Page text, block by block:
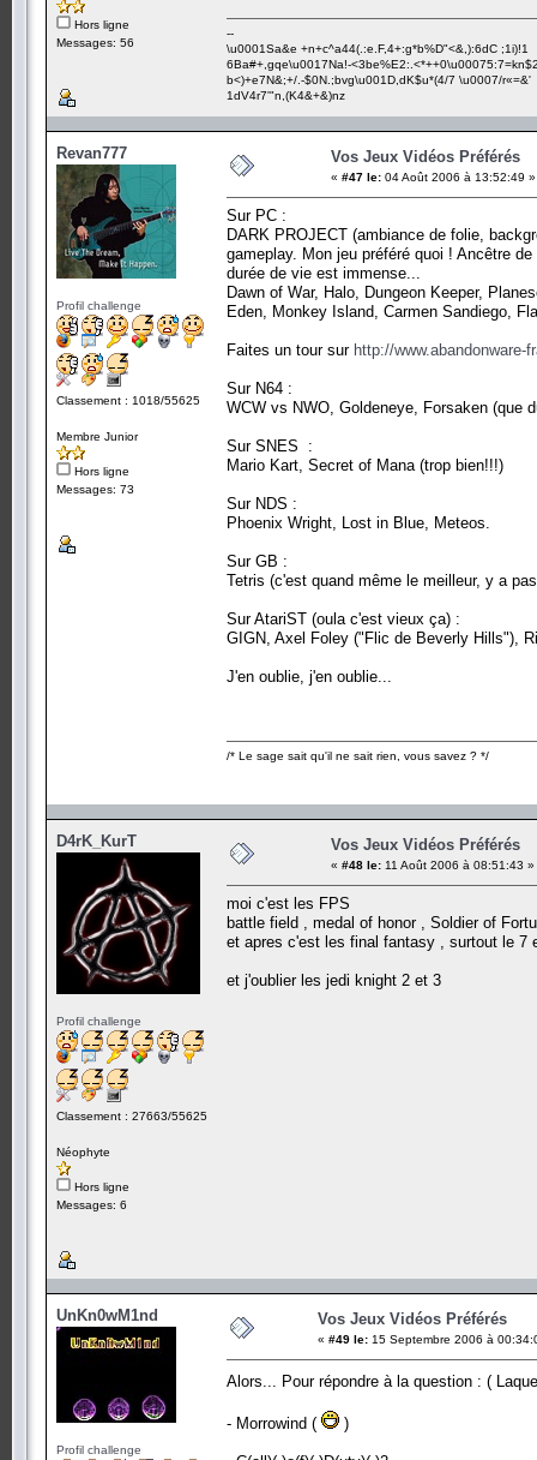
Hors ligne
Messages: 56
--
\u0001Sa&e +n+c^a44(.:e.F,4+:g*b%D"<&,):6dC ;1i)!1
6Ba#+,gqe\u0017Na!-
b<)+e7N&;+/.-$0N.;bvg\u001D,dK$u*(4/7 \u0007/r«=&'
1dV4r7'"n,(K4&+&)nz
Revan777
Profil challenge
Classement : 1018/55625
Membre Junior
Hors ligne
Messages: 73
Vos Jeux Vidéos Préférés
« #47 le: 04 Août 2006 à 13:52:49 »
Sur PC :
DARK PROJECT (ambiance de folie,
gameplay. Mon jeu préféré quoi ! Ancêtre
durée de vie est immense...
Dawn of War, Halo, Dungeon Keeper,
Eden, Monkey Island, Carmen Sandiego,
Faites un tour sur http://www.abandonware-
Sur N64 :
WCW vs NWO, Goldeneye, Forsaken (que
Sur SNES :
Mario Kart, Secret of Mana (trop bien!!!)
Sur NDS :
Phoenix Wright, Lost in Blue, Meteos.
Sur GB :
Tetris (c'est quand même le meilleur, y a
Sur AtariST (oula c'est vieux ça) :
GIGN, Axel Foley ("Flic de Beverly Hills"),
J'en oublie, j'en oublie...
/* Le sage sait qu'il ne sait rien, vous savez ? */
D4rK_KurT
Profil challenge
Classement : 27663/55625
Néophyte
Hors ligne
Messages: 6
Vos Jeux Vidéos Préférés
« #48 le: 11 Août 2006 à 08:51:43 »
moi c'est les FPS
battle field , medal of honor , Soldier of
et apres c'est les final fantasy , surtout le 7
et j'oublier les jedi knight 2 et 3
UnKn0wM1nd
Profil challenge
Vos Jeux Vidéos Préférés
« #49 le: 15 Septembre 2006 à
Alors... Pour répondre à la question : (
- Morrowind ( )